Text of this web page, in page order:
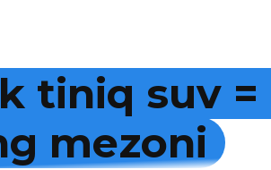
k tiniq suv =
g mezoni